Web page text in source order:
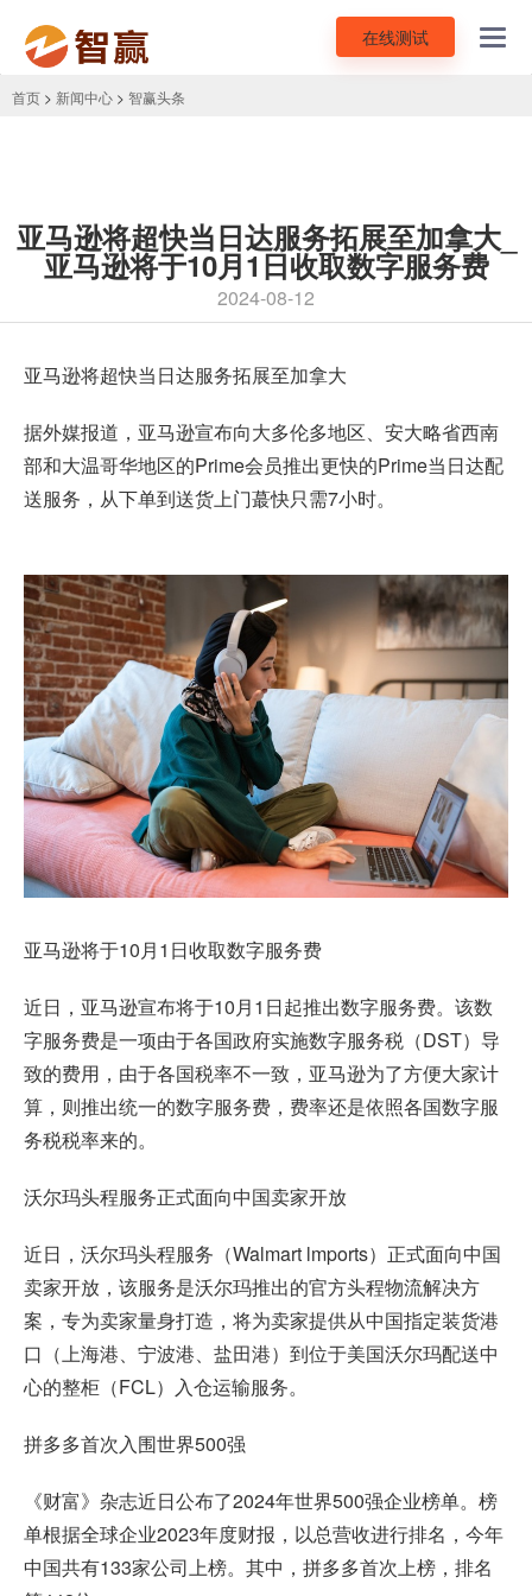
在线测试
首页 > 新闻中心 > 智赢头条
亚马逊将超快当日达服务拓展至加拿大_
亚马逊将于10月1日收取数字服务费
2024-08-12
亚马逊将超快当日达服务拓展至加拿大
据外媒报道，亚马逊宣布向大多伦多地区、安大略省西南
部和大温哥华地区的Prime会员推出更快的Prime当日达配
送服务，从下单到送货上门蕞快只需7小时。
亚马逊将于10月1日收取数字服务费
近日，亚马逊宣布将于10月1日起推出数字服务费。该数
字服务费是一项由于各国政府实施数字服务税（DST）导
致的费用，由于各国税率不一致，亚马逊为了方便大家计
算，则推出统一的数字服务费，费率还是依照各国数字服
务税税率来的。
沃尔玛头程服务正式面向中国卖家开放
近日， 沃尔玛头程服务（Walmart lmports）正式面向中国
卖家开放，该服务是沃尔玛推出的官方头程物流解决方
案，专为卖家量身打造，将为卖家提供从中国指定装货港
口（上海港、宁波港、盐田港）到位于美国沃尔玛配送中
心的整柜（FCL）入仓运输服务。
拼多多首次入围世界500强
《财富》杂志近日公布了2024年世界500强企业榜单。榜
单根据全球企业2023年度财报，以总营收进行排名，今年
中国共有133家公司上榜。其中，拼多多首次上榜，排名